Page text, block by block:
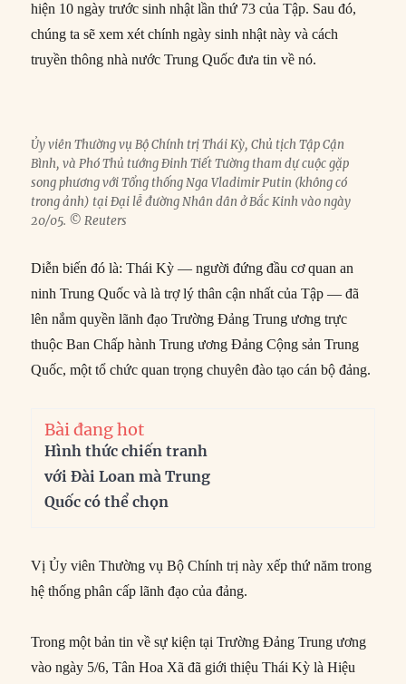
hiện 10 ngày trước sinh nhật lần thứ 73 của Tập. Sau đó,
chúng ta sẽ xem xét chính ngày sinh nhật này và cách
truyền thông nhà nước Trung Quốc đưa tin về nó.
Ủy viên Thường vụ Bộ Chính trị Thái Kỳ, Chủ tịch Tập Cận
Bình, và Phó Thủ tướng Đinh Tiết Tường tham dự cuộc gặp
song phương với Tổng thống Nga Vladimir Putin (không có
trong ảnh) tại Đại lễ đường Nhân dân ở Bắc Kinh vào ngày
20/05. © Reuters
Diễn biến đó là: Thái Kỳ — người đứng đầu cơ quan an
ninh Trung Quốc và là trợ lý thân cận nhất của Tập — đã
lên nắm quyền lãnh đạo Trường Đảng Trung ương trực
thuộc Ban Chấp hành Trung ương Đảng Cộng sản Trung
Quốc, một tổ chức quan trọng chuyên đào tạo cán bộ đảng.
Bài đang hot
Hình thức chiến tranh
với Đài Loan mà Trung
Quốc có thể chọn
Vị Ủy viên Thường vụ Bộ Chính trị này xếp thứ năm trong
hệ thống phân cấp lãnh đạo của đảng.
Trong một bản tin về sự kiện tại Trường Đảng Trung ương
vào ngày 5/6, Tân Hoa Xã đã giới thiệu Thái Kỳ là Hiệu